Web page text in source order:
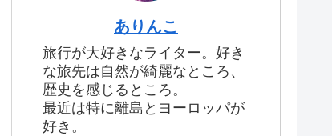
ありんこ
旅行が大好きなライター。好き
な旅先は自然が綺麗なところ、
歴史を感じるところ。
最近は特に離島とヨーロッパが
好き。